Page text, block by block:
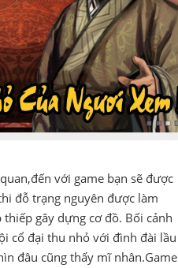
với game bạn sẽ được
đỗ trạng nguyên được làm
gây dựng cơ đồ. Bối cảnh
cổ đại thu nhỏ với đình đài lầu
đâu cũng thấy mĩ nhân.Game